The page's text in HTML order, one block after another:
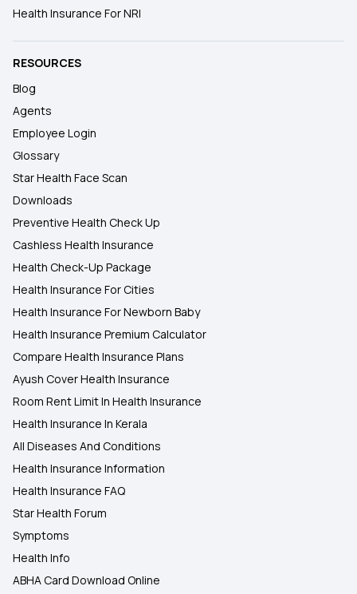
Health Insurance For NRI
RESOURCES
Blog
Agents
Employee Login
Glossary
Star Health Face Scan
Downloads
Preventive Health Check Up
Cashless Health Insurance
Health Check-Up Package
Health Insurance For Cities
Health Insurance For Newborn Baby
Health Insurance Premium Calculator
Compare Health Insurance Plans
Ayush Cover Health Insurance
Room Rent Limit In Health Insurance
Health Insurance In Kerala
All Diseases And Conditions
Health Insurance Information
Health Insurance FAQ
Star Health Forum
Symptoms
Health Info
ABHA Card Download Online